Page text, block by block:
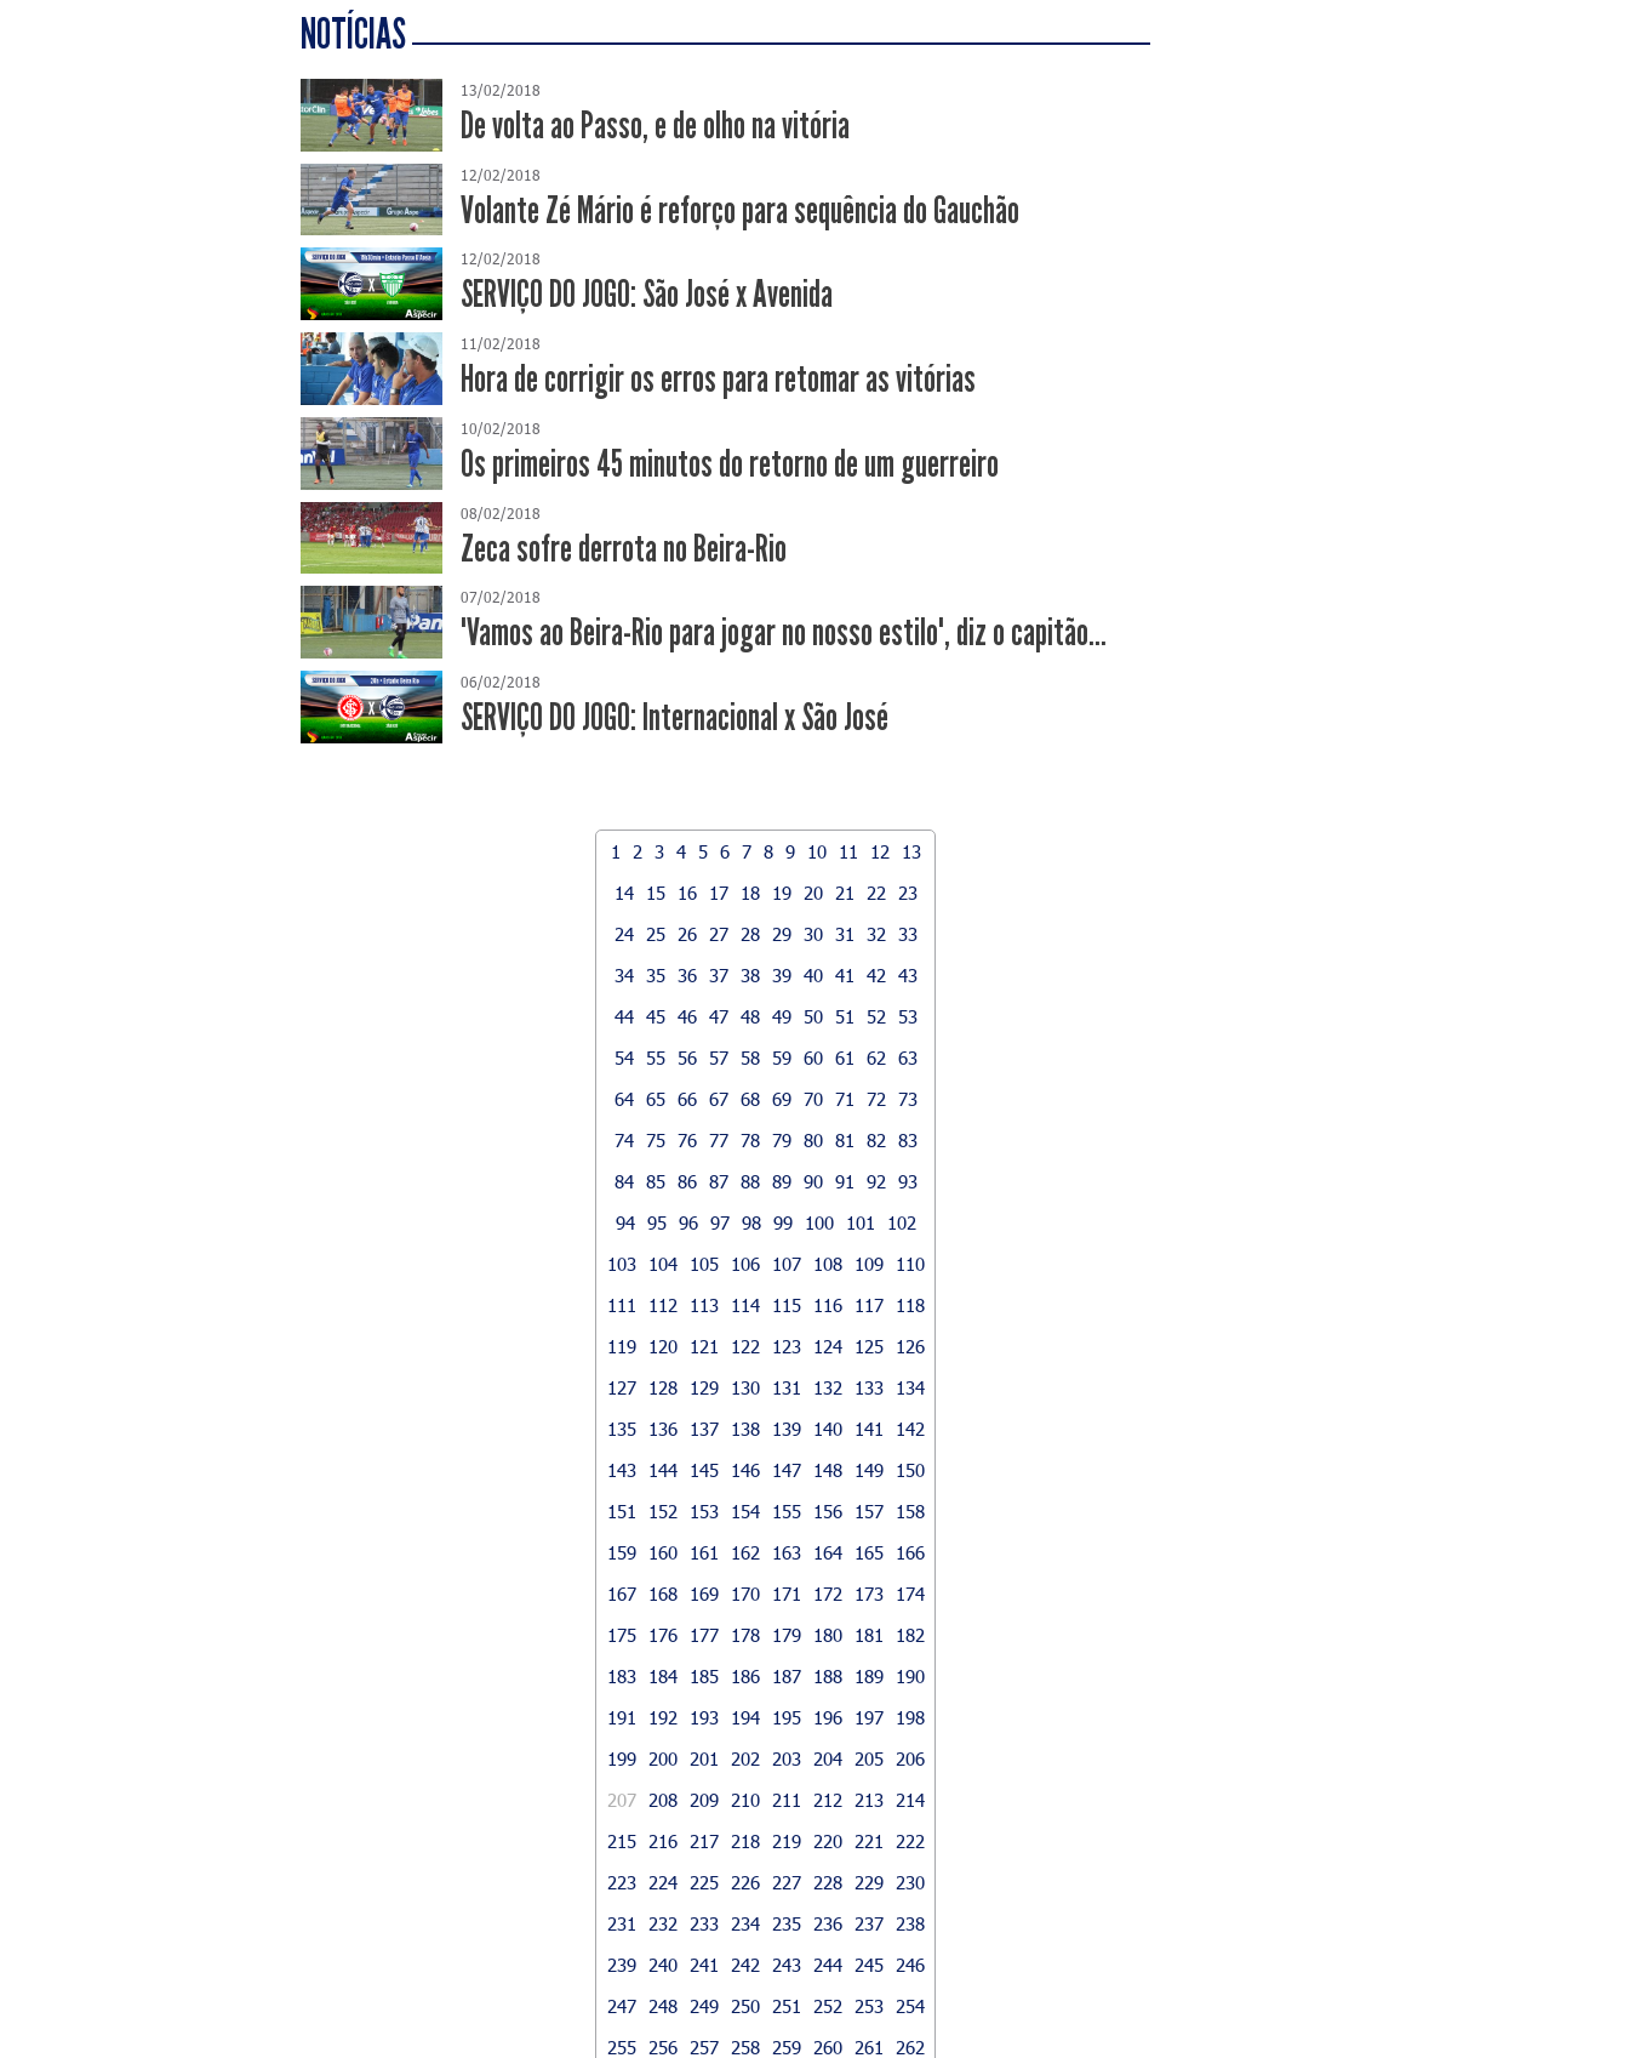
NOTÍCIAS
13/02/2018
De volta ao Passo, e de olho na vitória
12/02/2018
Volante Zé Mário é reforço para sequência do Gauchão
12/02/2018
SERVIÇO DO JOGO: São José x Avenida
11/02/2018
Hora de corrigir os erros para retomar as vitórias
10/02/2018
Os primeiros 45 minutos do retorno de um guerreiro
08/02/2018
Zeca sofre derrota no Beira-Rio
07/02/2018
"Vamos ao Beira-Rio para jogar no nosso estilo", diz o capitão...
06/02/2018
SERVIÇO DO JOGO: Internacional x São José
1 2 3 4 5 6 7 8 9 10 11 12
13
14
15 16 17 18 19 20 21 22
23
24
25 26 27 28 29 30 31 32
33
34 35 36 37 38 39 40 41 42
43
44 45 46 47 48 49 50 51 52
53
54 55 56 57 58 59 60 61 62
63
64 65 66 67 68 69 70 71 72
73
74 75 76 77 78 79 80 81 82
83
84 85 86 87 88 89 90 91 92
93
94 95 96 97 98 99 100 101
102
103
104 105 106 107 108 109
110
111
112 113 114 115 116 117
118
119
120 121 122 123 124 125
126
127
128 129 130 131 132 133
134
135
136 137 138 139 140 141
142
143
144 145 146 147 148 149
150
151
152 153 154 155 156 157
158
159
160 161 162 163 164 165
166
167
168 169 170 171 172 173
174
175
176 177 178 179 180 181
182
183
184 185 186 187 188 189
190
191
192 193 194 195 196 197
198
199
200 201 202 203 204 205
206
207
208 209 210 211 212 213
214
215
216 217 218 219 220 221
222
223
224 225 226 227 228 229
230
231
232 233 234 235 236 237
238
239
240 241 242 243 244 245
246
247
248 249 250 251 252 253
254
255
256 257 258 259 260 261 262